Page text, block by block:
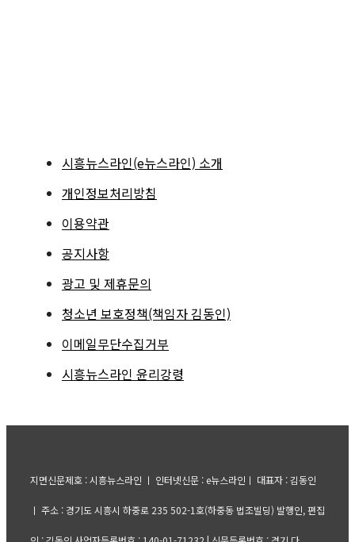
시흥뉴스라인(e뉴스라인) 소개
개인정보처리방침
이용약관
공지사항
광고 및 제휴문의
청소년 보호정책(책임자 김동인)
이메일무단수집거부
시흥뉴스라인 윤리강령
지면신문제호 : 시흥뉴스라인 ㅣ 인터넷신문 : e뉴스라인ㅣ 대표자 : 김동인
ㅣ 주소 : 경기도 시흥시 하중로 235 502-1호(하중동 법조빌딩) 발행인, 편집